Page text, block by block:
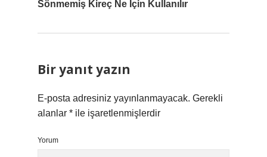
Sönmemiş Kireç Ne Için Kullanılır
Bir yanıt yazın
E-posta adresiniz yayınlanmayacak. Gerekli
alanlar * ile işaretlenmişlerdir
Yorum